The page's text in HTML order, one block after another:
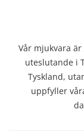
Vår mjukvara
uteslutande i
Tyskland,
uppfyller